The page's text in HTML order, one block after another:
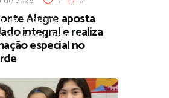
e Parceria,Infraestrutura
,Segurança ,
,Tecnologia,Trabalho
Alegre aposta
integral e realiza
especial no